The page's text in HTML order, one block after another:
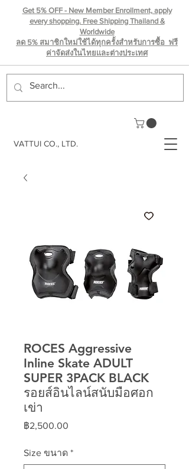
VATTUI CO., LTD.
Get 5% OFF - New Member Enrollment, apply
every shopping. Free Shipping Thailand &
Worldwide
ลด 5% สมาชิกใหม่ใช้ได้ทุกครั้งสำหรับการซื้อ ฟรี
ค่าจัดส่งในไทยเเละต่างประเทศ
ROCES Aggressive
Inline Skate ADULT
SUPER 3PACK BLACK
รอยส์อินไลน์สนับมือศอก
เข่า
฿2,500.00
Size ขนาด *